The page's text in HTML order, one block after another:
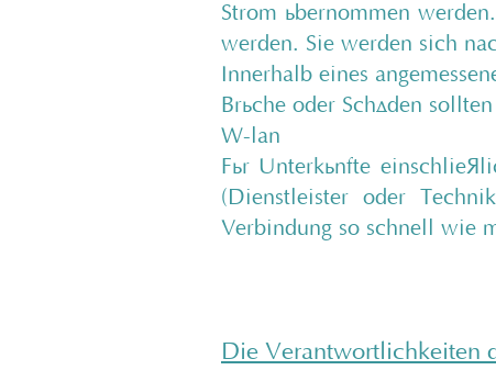
Strom übernommen
werden. Sie werden sich
Innerhalb eines
Brüche oder Schäden
W-lan
Für Unterkünfte
(Dienstleister oder
Verbindung so schnell wie
Die Verantwortlichkeiten